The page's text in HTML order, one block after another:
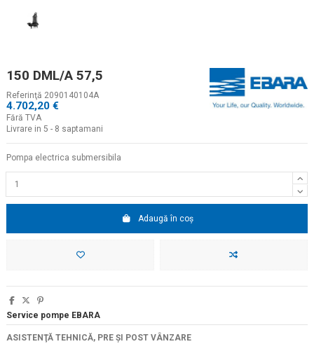
150 DML/A 57,5
Referinţă 2090140104A
4.702,20 €
Fără TVA
Livrare in 5 - 8 saptamani
Pompa electrica submersibila
Adaugă în coș
Service pompe EBARA
ASISTENŢĂ TEHNICĂ, PRE ŞI POST VÂNZARE